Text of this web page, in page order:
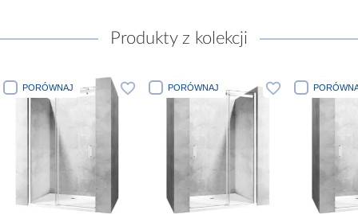
Produkty z kolekcji
PORÓWNAJ PORÓWNAJ